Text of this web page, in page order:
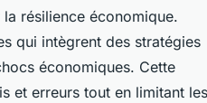
résilience économique.
qui intègrent des stratégies
économiques. Cette
et erreurs tout en limitant les